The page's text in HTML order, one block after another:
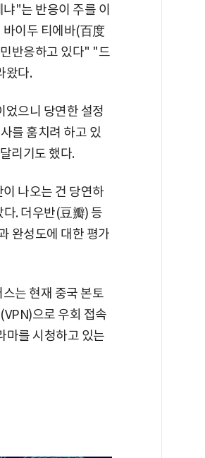
"는 반응이 주를 이
바이두 티에바(百度
반응하고 있다" "드
왔다.
었으니 당연한 설정
를 훔치려 하고 있
리기도 했다.
나오는 건 당연하
. 더우반(豆瓣) 등
완성도에 대한 평가
는 현재 중국 본토
으로 우회 접속
마를 시청하고 있는